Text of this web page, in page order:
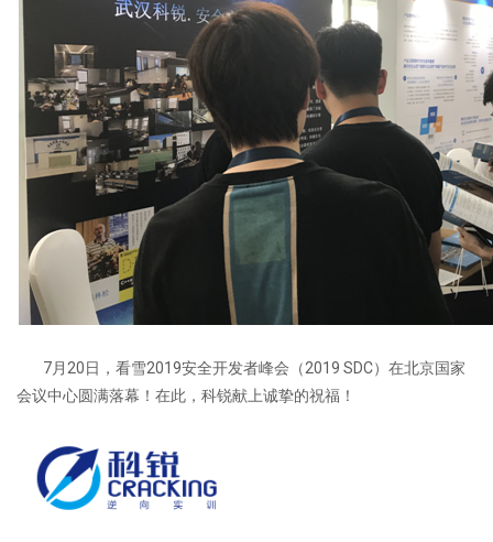
7月20日，看雪2019安全开发者峰会（2019 SDC）在北京国家
会议中心圆满落幕！在此，科锐献上诚挚的祝福！